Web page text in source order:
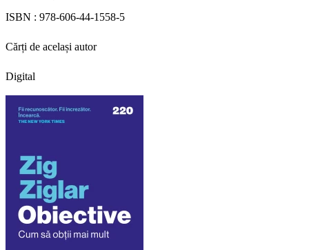
ISBN : 978-606-44-1558-5
Cărți de același autor
Digital